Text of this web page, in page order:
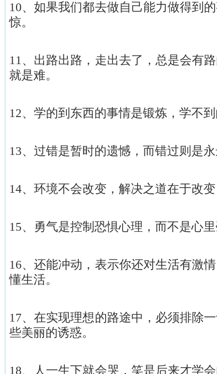
10、如果我们都去做自己能力做得到
惊。
11、出路出路，走出去了，总是会有
就是难。
12、学的到东西的事情是锻炼，学不
13、过错是暂时的遗憾，而错过则是
14、环境不会改变，解决之道在于改
15、勇气是控制恐惧心理，而不是心
16、还能冲动，表示你还对生活有激
懂生活。
17、在实现理想的路途中，必须排除
些美丽的诱惑。
18、人一生下就会哭，笑是后来才学